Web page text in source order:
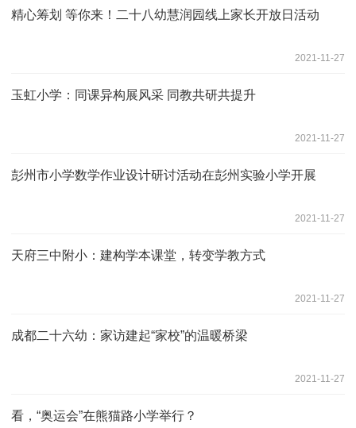
精心筹划 等你来！二十八幼慧润园线上家长开放日活动
2021-11-27
玉虹小学：同课异构展风采 同教共研共提升
2021-11-27
彭州市小学数学作业设计研讨活动在彭州实验小学开展
2021-11-27
天府三中附小：建构学本课堂，转变学教方式
2021-11-27
成都二十六幼：家访建起“家校”的温暖桥梁
2021-11-27
看，“奥运会”在熊猫路小学举行？